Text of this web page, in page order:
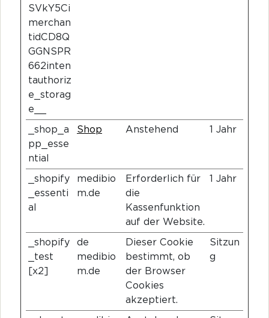
SVkY5Ci
merchan
tidCD8Q
GGNSPR
662inten
tauthoriz
e_storag
e__
_shop_a
pp_esse
ntial
Shop Anstehend 1 Jahr
_shopify
_essenti
al
medibio
m.de
Erforderlich für
die
Kassenfunktion
auf der Website.
1 Jahr
_shopify
_test
[x2]
de
medibio
m.de
Dieser Cookie
bestimmt, ob
der Browser
Cookies
akzeptiert.
Sitzun
g